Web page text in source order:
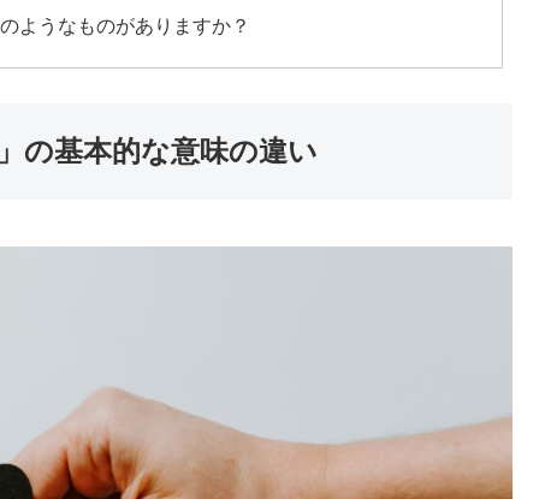
ようなものがありますか？
の基本的な意味の違い